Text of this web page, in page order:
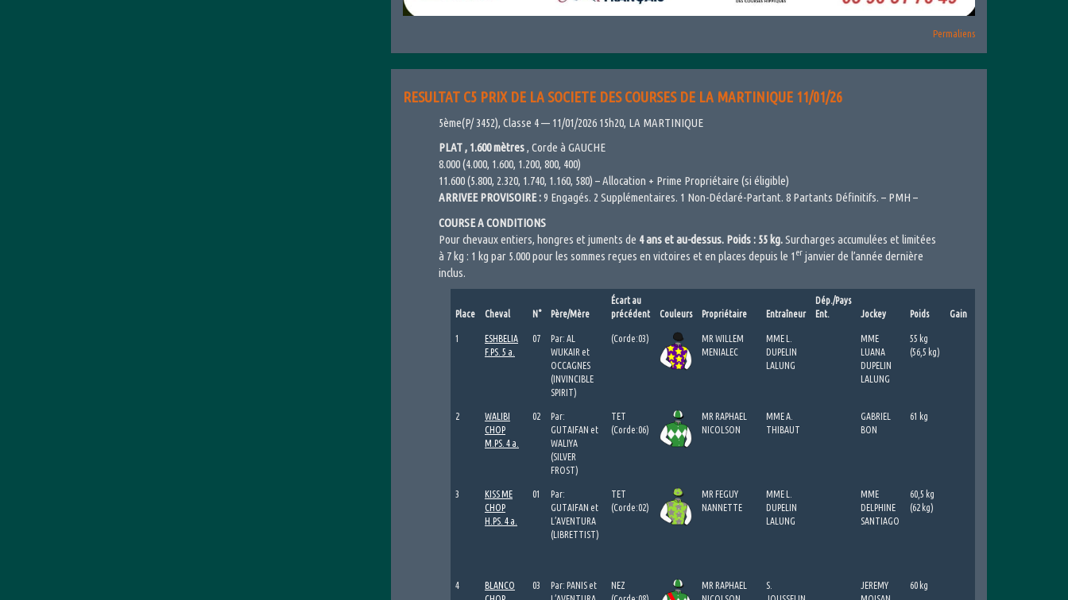
Permaliens
RESULTAT C5 PRIX DE LA SOCIETE DES COURSES DE LA MARTINIQUE 11/01/26
5ème(P/ 3452), Classe 4 — 11/01/2026 15h20, LA MARTINIQUE
PLAT , 1.600 mètres, Corde à GAUCHE
8.000 (4.000, 1.600, 1.200, 800, 400)
11.600 (5.800, 2.320, 1.740, 1.160, 580) – Allocation + Prime Propriétaire (si éligible)
ARRIVEE PROVISOIRE :9 Engagés. 2 Supplémentaires. 1 Non-Déclaré-Partant. 8 Partants Définitifs. – PMH –
COURSE A CONDITIONS
Pour chevaux entiers, hongres et juments de 4 ans et au-dessus. Poids : 55 kg.Surcharges accumulées et limitées
à 7 kg : 1 kg par 5.000 pour les sommes reçues en victoires et en places depuis le 1 er janvier de l’année dernière
inclus.
Place Cheval N° Père/Mère
Écart au
précédent
Couleurs Propriétaire Entraîneur
Dép./Pays
Ent.
Jockey Poids Gain
1
ESHBELIA
F.PS. 5 a.
07
Par: AL
WUKAIR et
OCCAGNES
(INVINCIBLE
SPIRIT)
(Corde:03)
MR WILLEM
MENIALEC
MME L.
DUPELIN
LALUNG
MME
LUANA
DUPELIN
LALUNG
55 kg
(56,5 kg)
2
WALIBI
CHOP
M.PS. 4 a.
02
Par:
GUTAIFAN et
WALIYA
(SILVER
FROST)
TET
(Corde:06)
MR RAPHAEL
NICOLSON
MME A.
THIBAUT
GABRIEL
BON
61 kg
3
KISS ME
CHOP
H.PS. 4 a.
01
Par:
GUTAIFAN et
L’AVENTURA
(LIBRETTIST)
TET
(Corde:02)
MR FEGUY
NANNETTE
MME L.
DUPELIN
LALUNG
MME
DELPHINE
SANTIAGO
60,5 kg
(62 kg)
4
BLANCO
03
Par: PANIS et
NEZ
MR RAPHAEL
S.
JEREMY
60 kg